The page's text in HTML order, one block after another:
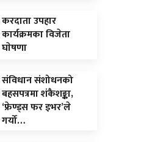
करदाता उपहार
कार्यक्रमका विजेता
घाेषणा
संविधान संशोधनको
बहसपत्रमा शंकैशङ्का,
‘फ्रेण्ड्स फर इभर’ले
गर्यो…